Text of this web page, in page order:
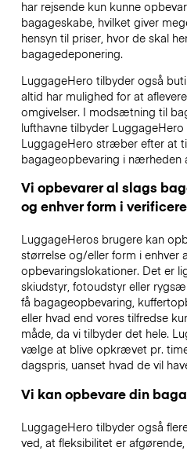
har rejsende kun kunne
bagageskabe, hvilket giver
hensyn til priser, hvor de skal
bagagedeponering.
LuggageHero tilbyder også
altid har mulighed for at
omgivelser. I modsætning til
lufthavne tilbyder
LuggageHero stræber efter at
bagageopbevaring i nærheden
Vi opbevarer al slags
og enhver form i
LuggageHeros brugere kan
størrelse og/eller form i enhver
opbevaringslokationer. Det er
skiudstyr, fotoudstyr eller
få bagageopbevaring,
eller hvad end vores tilfredse
måde, da vi tilbyder det hele.
vælge at blive opkrævet pr.
dagspris, uanset hvad de vil
Vi kan opbevare din
LuggageHero tilbyder også
ved, at fleksibilitet er afgørende,